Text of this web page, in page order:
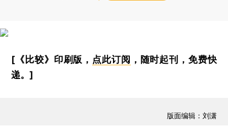
[《比较》印刷版， 点此订阅 ，随时起刊，免费快
递。]
版面编辑：刘潇